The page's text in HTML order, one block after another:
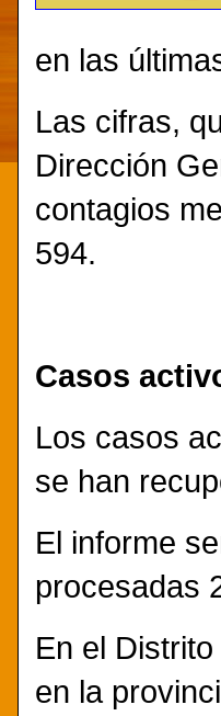
en las
Las cifras,
Dirección
contagios
594.
Casos
Los casos
se han
El informe
procesadas
En el
en la